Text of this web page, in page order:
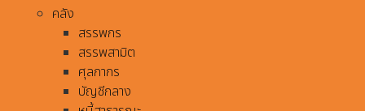
คลัง
สรรพกร
สรรพสามิต
ศุลกากร
บัญชีกลาง